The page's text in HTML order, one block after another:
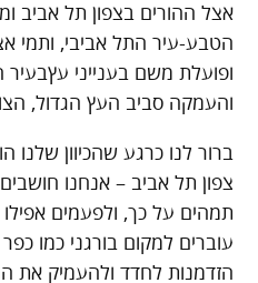
אצל ההורים בצפון תל אביב
הטבע-עיר התל אביבי, ותמי
ופועלת משם בענייני עץבעיר
והעמקה סביב העץ הגדול,
ברור לנו כרגע שהכיוון שלנו
צפון תל אביב – אנחנו
תמהים על כך, ולפעמים
עוברים למקום בורגני כמו
הזדמנות לחדד ולהעמיק את